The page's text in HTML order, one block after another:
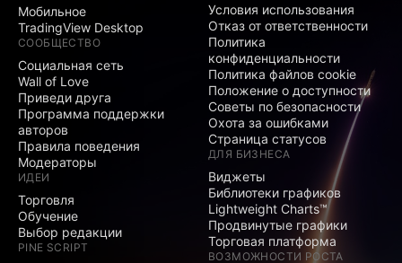
Мобильное
TradingView Desktop
СООБЩЕСТВО
Социальная сеть
Wall of Love
Приведи друга
Программа поддержки
авторов
Правила поведения
Модераторы
ИДЕИ
Торговля
Обучение
Выбор редакции
PINE SCRIPT
Условия использования
Отказ от ответственности
Политика
конфиденциальности
Политика файлов cookie
Положение о доступности
Советы по безопасности
Охота за ошибками
Страница статусов
ДЛЯ БИЗНЕСА
Виджеты
Библиотеки графиков
Lightweight Charts™
Продвинутые графики
Торговая платформа
ВОЗМОЖНОСТИ РОСТА